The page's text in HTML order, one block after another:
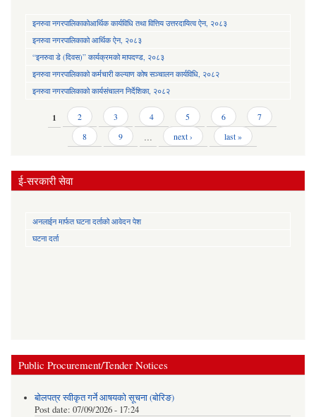
इनरुवा नगरपालिकाकोआर्थिक कार्यविधि तथा वित्तिय उत्तरदायित्व ऐन, २०८३
इनरुवा नगरपालिकाको आर्थिक ऐन, २०८३
“इनरुवा डे (दिवस)” कार्यक्रमको मापदण्ड, २०८३
इनरुवा नगरपालिकाको कर्मचारी कल्याण कोष सञ्चालन कार्यविधि, २०८२
इनरुवा नगरपालिकाको कार्यसंचालन निर्देशिका, २०८२
Pages1 2 3 4 5 6
7
8
9 … next › last »
ई-सरकारी सेवा
अनलाईन मार्फत घटना दर्ताको आवेदन पेश
घटना दर्ता
Public Procurement/Tender Notices
बोलपत्र स्वीकृत गर्ने आषयको सूचना (बोरिङ)
Post date: 07/09/2026 - 17:24